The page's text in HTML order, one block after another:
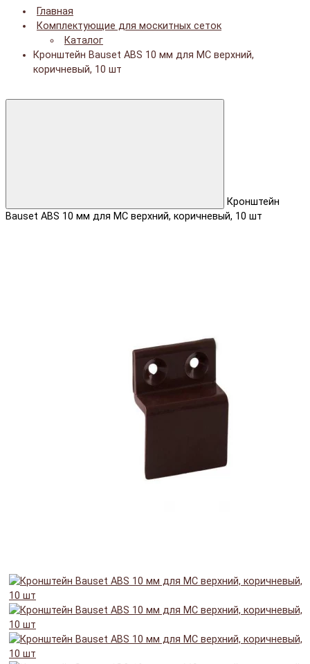
Главная
Комплектующие для москитных сеток
Каталог
Кронштейн Bauset ABS 10 мм для МС верхний,
коричневый, 10 шт
Кронштейн
Bauset ABS 10 мм для МС верхний, коричневый, 10 шт